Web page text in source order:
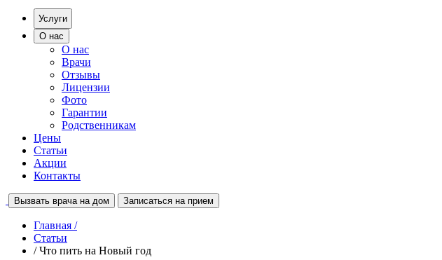
Услуги
О нас
О нас
Врачи
Отзывы
Лицензии
Фото
Гарантии
Родственникам
Цены
Статьи
Акции
Контакты
Вызвать врача на дом Записаться на прием
Главная /
Статьи
/ Что пить на Новый год